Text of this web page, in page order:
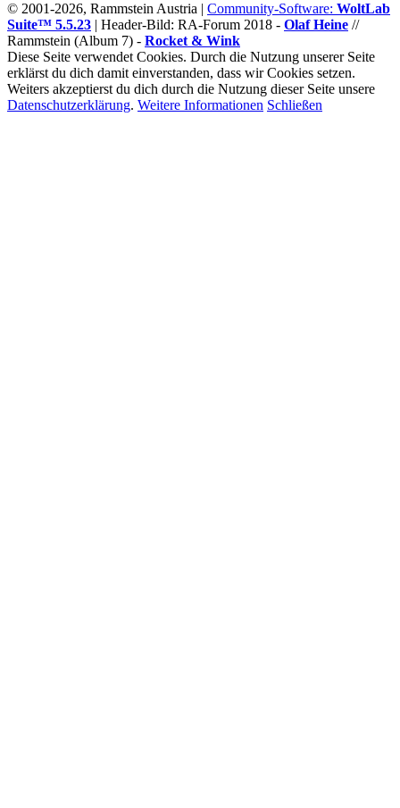
© 2001-2026, Rammstein Austria | Community-Software: WoltLab
Suite™ 5.5.23 | Header-Bild: RA-Forum 2018 - Olaf Heine //
Rammstein (Album 7) - Rocket & Wink
Diese Seite verwendet Cookies. Durch die Nutzung unserer Seite
erklärst du dich damit einverstanden, dass wir Cookies setzen.
Weiters akzeptierst du dich durch die Nutzung dieser Seite unsere
Datenschutzerklärung. Weitere Informationen Schließen